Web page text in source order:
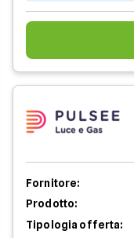
Fornitore:
Prodotto:
Tipologia offerta: